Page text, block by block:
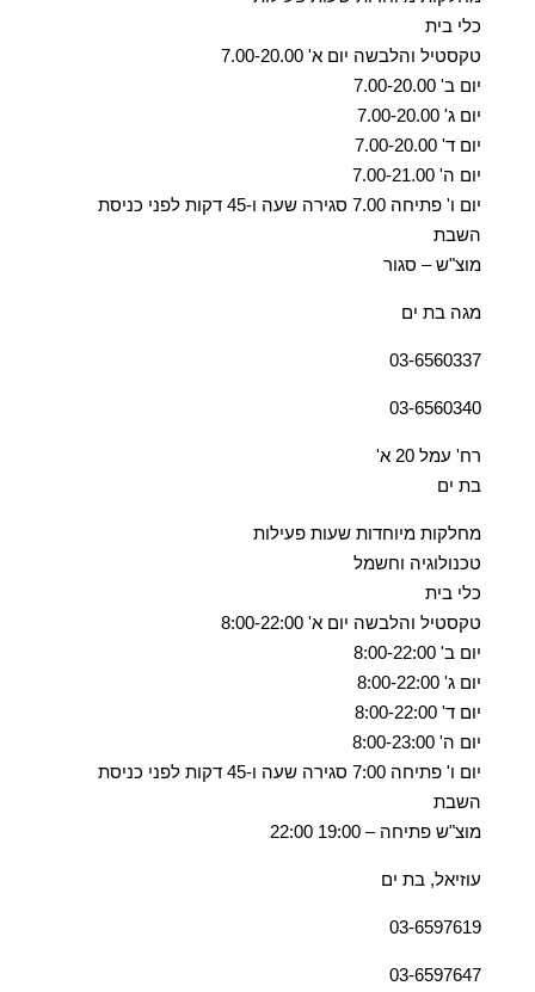
כלי בית
טקסטיל והלבשה יום א' 7.00-20.00
יום ב' 7.00-20.00
יום ג' 7.00-20.00
יום ד' 7.00-20.00
יום ה' 7.00-21.00
יום ו' פתיחה 7.00 סגירה שעה ו-45 דקות לפני כניסת
השבת
מוצ"ש – סגור
מגה בת ים
03-6560337
03-6560340
רח' עמל 20 א'
בת ים
מחלקות מיוחדות שעות פעילות
טכנולוגיה וחשמל
כלי בית
טקסטיל והלבשה יום א' 8:00-22:00
יום ב' 8:00-22:00
יום ג' 8:00-22:00
יום ד' 8:00-22:00
יום ה' 8:00-23:00
יום ו' פתיחה 7:00 סגירה שעה ו-45 דקות לפני כניסת
השבת
מוצ"ש פתיחה – 19:00 22:00
עוזיאל, בת ים
03-6597619
03-6597647